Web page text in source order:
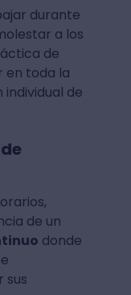
durante
a los
de
en toda la
individual de
de un
donde
sus